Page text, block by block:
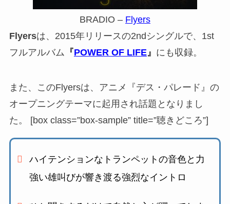
BRADIO – Flyers
Flyersは、2015年リリースの2ndシングルで、1st
フルアルバム 『POWER OF LIFE』 にも収録。
また、このFlyersは、 アニメ『デス・パレード』 の
オープニングテーマに起用され話題となりまし
た。 [box class=”box-sample” title=”聴きどころ”]
ハイテンションなトランペットの音色と力
強い雄叫びが響き渡る強烈なイントロ